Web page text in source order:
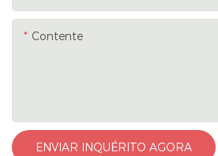
Contente
ENVIAR INQUÉRITO AGORA